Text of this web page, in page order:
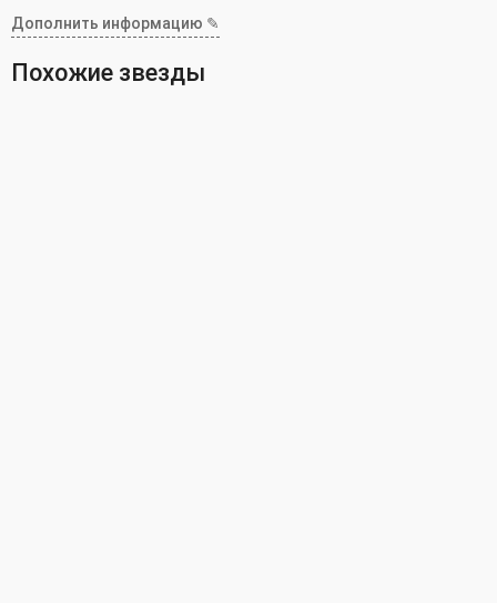
Дополнить информацию ✎
Похожие звезды